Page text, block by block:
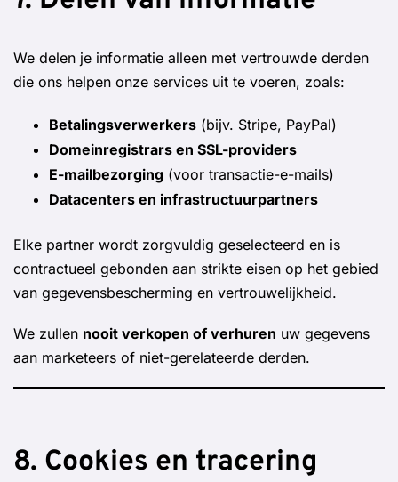
We delen je informatie alleen met vertrouwde derden
die ons helpen onze services uit te voeren, zoals:
Betalingsverwerkers (bijv. Stripe, PayPal)
Domeinregistrars en SSL-providers
E-mailbezorging (voor transactie-e-mails)
Datacenters en infrastructuurpartners
Elke partner wordt zorgvuldig geselecteerd en is
contractueel gebonden aan strikte eisen op het gebied
van gegevensbescherming en vertrouwelijkheid.
We zullen nooit verkopen of verhuren uw gegevens
aan marketeers of niet-gerelateerde derden.
8. Cookies en tracering